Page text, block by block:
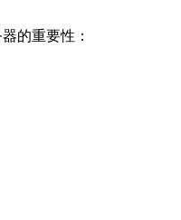
的重要性：